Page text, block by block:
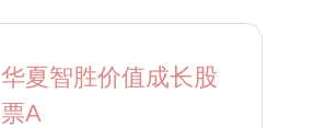
华夏智胜价值成长股
票A